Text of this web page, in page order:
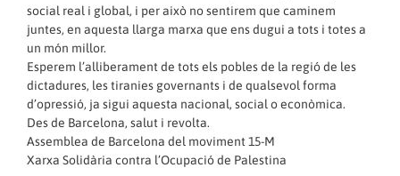
social real i global, i per això no sentirem que caminem
juntes, en aquesta llarga marxa que ens dugui a tots i totes a
un món millor.
Esperem l’alliberament de tots els pobles de la regió de les
dictadures, les tiranies governants i de qualsevol forma
d’opressió, ja sigui aquesta nacional, social o econòmica.
Des de Barcelona, salut i revolta.
Assemblea de Barcelona del moviment 15-M
Xarxa Solidària contra l’Ocupació de Palestina